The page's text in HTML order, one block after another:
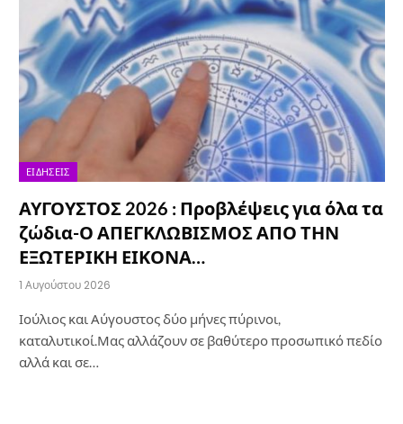
ΕΙΔΉΣΕΙΣ
ΑΥΓΟΥΣΤΟΣ 2026 : Προβλέψεις για όλα τα
ζώδια-Ο ΑΠΕΓΚΛΩΒΙΣΜΟΣ ΑΠΟ ΤΗΝ
ΕΞΩΤΕΡΙΚΗ ΕΙΚΟΝΑ…
1 Αυγούστου 2026
Ιούλιος και Αύγουστος δύο μήνες πύρινοι,
καταλυτικοί.Μας αλλάζουν σε βαθύτερο προσωπικό πεδίο
αλλά και σε…